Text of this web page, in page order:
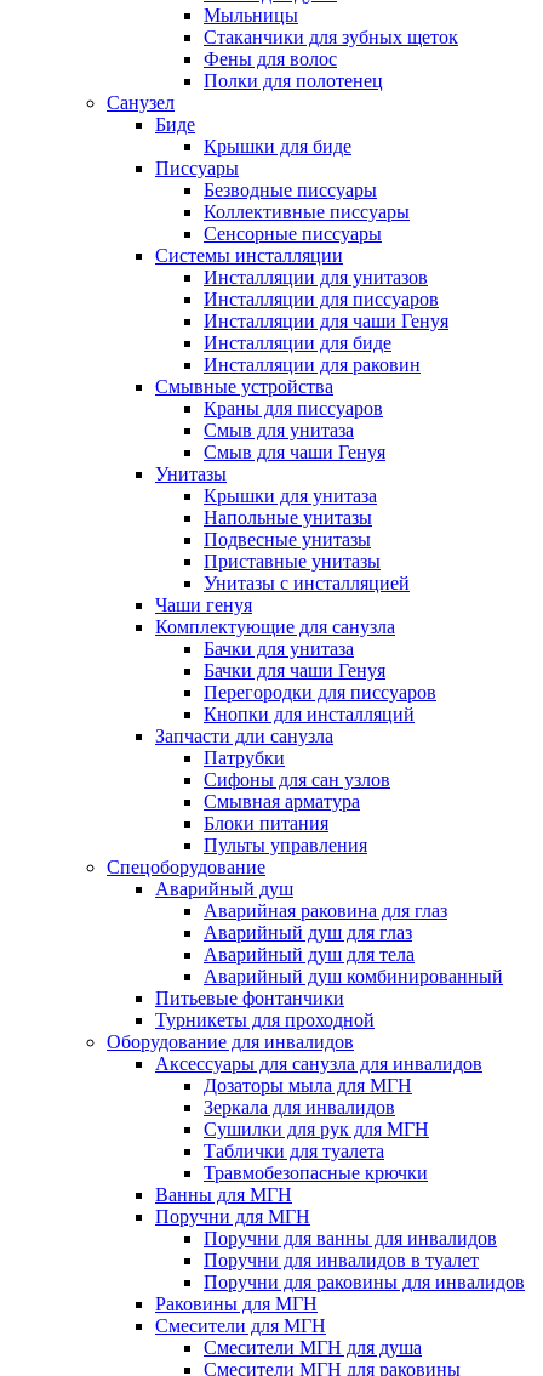
Мыльницы
Стаканчики для зубных щеток
Фены для волос
Полки для полотенец
Санузел
Биде
Крышки для биде
Писсуары
Безводные писсуары
Коллективные писсуары
Сенсорные писсуары
Системы инсталляции
Инсталляции для унитазов
Инсталляции для писсуаров
Инсталляции для чаши Генуя
Инсталляции для биде
Инсталляции для раковин
Смывные устройства
Краны для писсуаров
Смыв для унитаза
Смыв для чаши Генуя
Унитазы
Крышки для унитаза
Напольные унитазы
Подвесные унитазы
Приставные унитазы
Унитазы с инсталляцией
Чаши генуя
Комплектующие для санузла
Бачки для унитаза
Бачки для чаши Генуя
Перегородки для писсуаров
Кнопки для инсталляций
Запчасти дли санузла
Патрубки
Сифоны для сан узлов
Смывная арматура
Блоки питания
Пульты управления
Спецоборудование
Аварийный душ
Аварийная раковина для глаз
Аварийный душ для глаз
Аварийный душ для тела
Аварийный душ комбинированный
Питьевые фонтанчики
Турникеты для проходной
Оборудование для инвалидов
Аксессуары для санузла для инвалидов
Дозаторы мыла для МГН
Зеркала для инвалидов
Сушилки для рук для МГН
Таблички для туалета
Травмобезопасные крючки
Ванны для МГН
Поручни для МГН
Поручни для ванны для инвалидов
Поручни для инвалидов в туалет
Поручни для раковины для инвалидов
Раковины для МГН
Смесители для МГН
Смесители МГН для душа
Смесители МГН для раковины